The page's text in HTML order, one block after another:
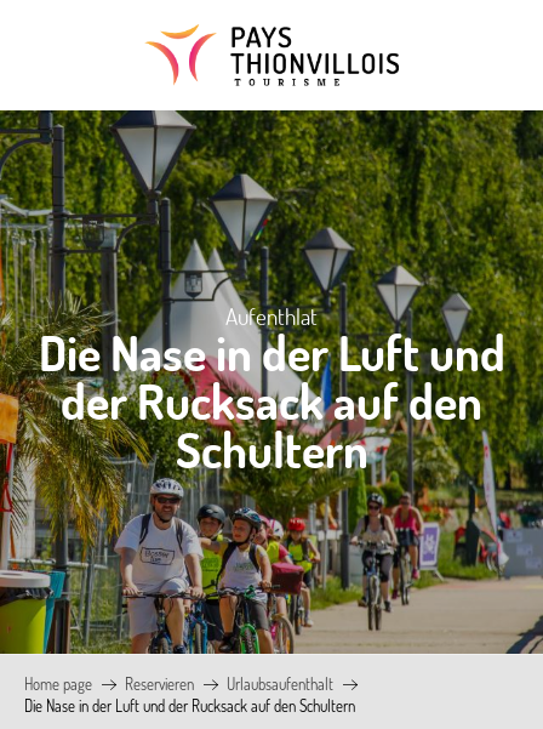
Aufenthlat
Die Nase in der Luft und
der Rucksack auf den
Schultern
Home page Reservieren
Urlaubsaufenthalt
Die Nase in der Luft und der Rucksack auf den Schultern